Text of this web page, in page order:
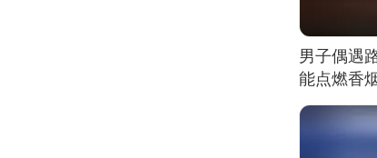
男子偶遇
能点燃香